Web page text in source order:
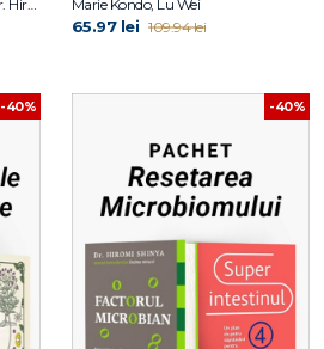
Giulia Enders, William Davis, Dr. Hiromi Shinya Marie Kondo, Lu Wei
65.97 lei 109.94 lei
-40% -40%